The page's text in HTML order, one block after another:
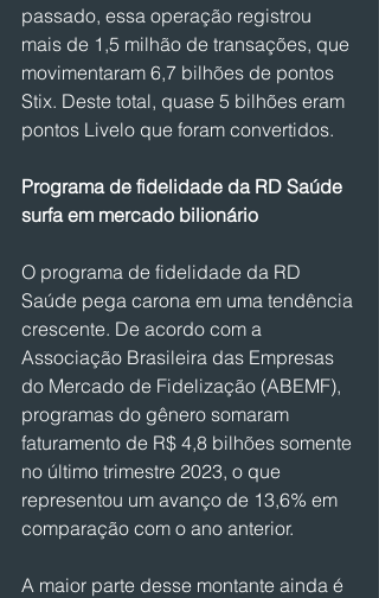
passado, essa operação registrou
mais de 1,5 milhão de transações, que
movimentaram 6,7 bilhões de pontos
Stix. Deste total, quase 5 bilhões eram
pontos Livelo que foram convertidos.
Programa de fidelidade da RD Saúde
surfa em mercado bilionário
O programa de fidelidade da RD
Saúde pega carona em uma tendência
crescente. De acordo com a
Associação Brasileira das Empresas
do Mercado de Fidelização (ABEMF),
programas do gênero somaram
faturamento de R$ 4,8 bilhões somente
no último trimestre 2023, o que
representou um avanço de 13,6% em
comparação com o ano anterior.
A maior parte desse montante ainda é